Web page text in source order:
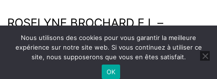
ROSELYNE BROCHARD E.I. –
REFLEXO-TARN
Nous utilisons des cookies pour vous garantir la meilleure
expérience sur notre site web. Si vous continuez à utiliser ce
site, nous supposerons que vous en êtes satisfait.
OK